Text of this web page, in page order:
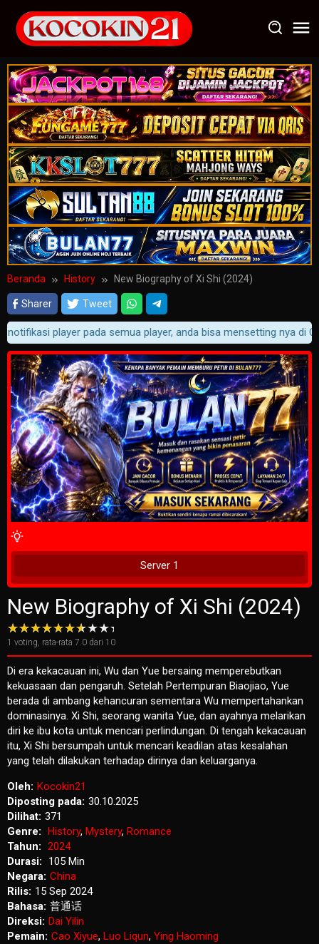
konten
Beranda History New Biography of Xi Shi (2024)
Sharer Tweet
player pada semua player, anda bisa mensetting nya di
4 Wait Time
Server 1
New Biography of Xi Shi (2024)
1 voting, rata-rata 7.0 dari 10
Di era kekacauan ini, Wu dan Yue bersaing memperebutkan
kekuasaan dan pengaruh. Setelah Pertempuran Biaojiao, Yue
berada di ambang kehancuran sementara Wu mempertahankan
dominasinya. Xi Shi, seorang wanita Yue, dan ayahnya melarikan
diri ke ibu kota untuk mencari perlindungan. Di tengah kekacauan
itu, Xi Shi bersumpah untuk mencari keadilan atas kesalahan
yang telah dilakukan terhadap dirinya dan keluarganya.
Oleh: Kocokin21
Diposting pada: 30.10.2025
Dilihat: 371
Genre:
History, Mystery, Romance
Tahun: 2024
Durasi:
105 Min
Negara: China
Rilis: 15 Sep 2024
Bahasa: 普通话
Direksi: Dai Yilin
Pemain: Cao Xiyue, Luo Liqun, Ying Haoming